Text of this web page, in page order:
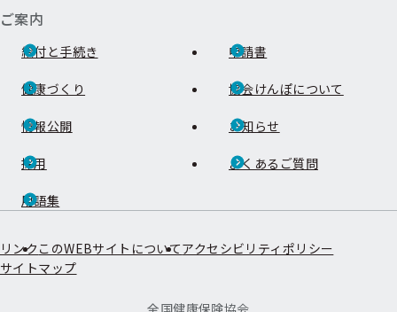
ご案内
給付と手続き 申請書
健康づくり 協会けんぽについて
情報公開 お知らせ
採用 よくあるご質問
用語集
リンク このWEBサイトについてアクセシビリティポリシー
サイトマップ
全国健康保険協会